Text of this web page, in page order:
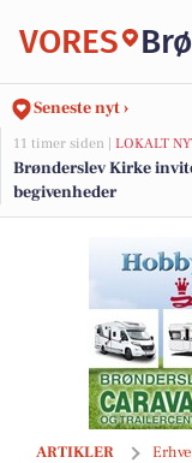
VORES
Seneste nyt ›
11 timer siden | LOKALT
Brønderslev Kirke
begivenheder
ARTIKLER
Oplev magisk